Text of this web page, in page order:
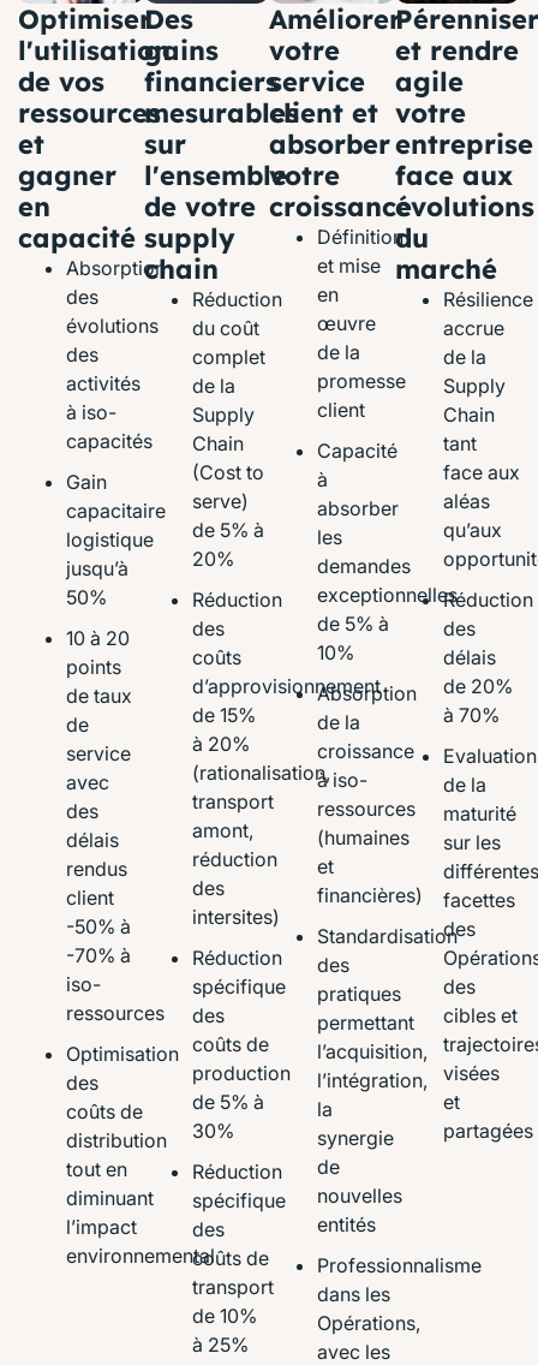
Optimiser
l'utilisation
de vos
ressources
et
gagner
en
capacité
Absorption
des
évolutions
des
activités
à iso-
capacités
Gain
capacitaire
logistique
jusqu’à
50%
10 à 20
points
de taux
de
service
avec
des
délais
rendus
client
-50% à
-70% à
iso-
ressources
Optimisation
des
coûts de
distribution
tout en
diminuant
l’impact
environnemental
Des
gains
financiers
mesurables
sur
l'ensemble
de votre
supply
chain
Réduction
du coût
complet
de la
Supply
Chain
(Cost to
serve)
de 5% à
20%
Réduction
des
coûts
d’approvisionnement
de 15%
à 20%
(rationalisation,
transport
amont,
réduction
des
intersites)
Réduction
spécifique
des
coûts de
production
de 5% à
30%
Réduction
spécifique
des
coûts de
transport
de 10%
à 25%
Améliorer
votre
service
client et
absorber
votre
croissance
Définition
et mise
en
œuvre
de la
promesse
client
Capacité
à
absorber
les
demandes
exceptionnelles
de 5% à
10%
Absorption
de la
croissance
à iso-
ressources
(humaines
et
financières)
Standardisation
des
pratiques
permettant
l’acquisition,
l’intégration,
la
synergie
de
nouvelles
entités
Professionnalisme
dans les
Opérations,
avec les
Pérenniser
et rendre
agile
votre
entreprise
face aux
évolutions
du
marché
Résilience
accrue
de la
Supply
Chain
tant
face aux
aléas
qu’aux
Réduction
des
délais
de 20%
à 70%
Evaluation
de la
maturité
sur les
différentes
facettes
des
des
cibles et
visées
et
partagées